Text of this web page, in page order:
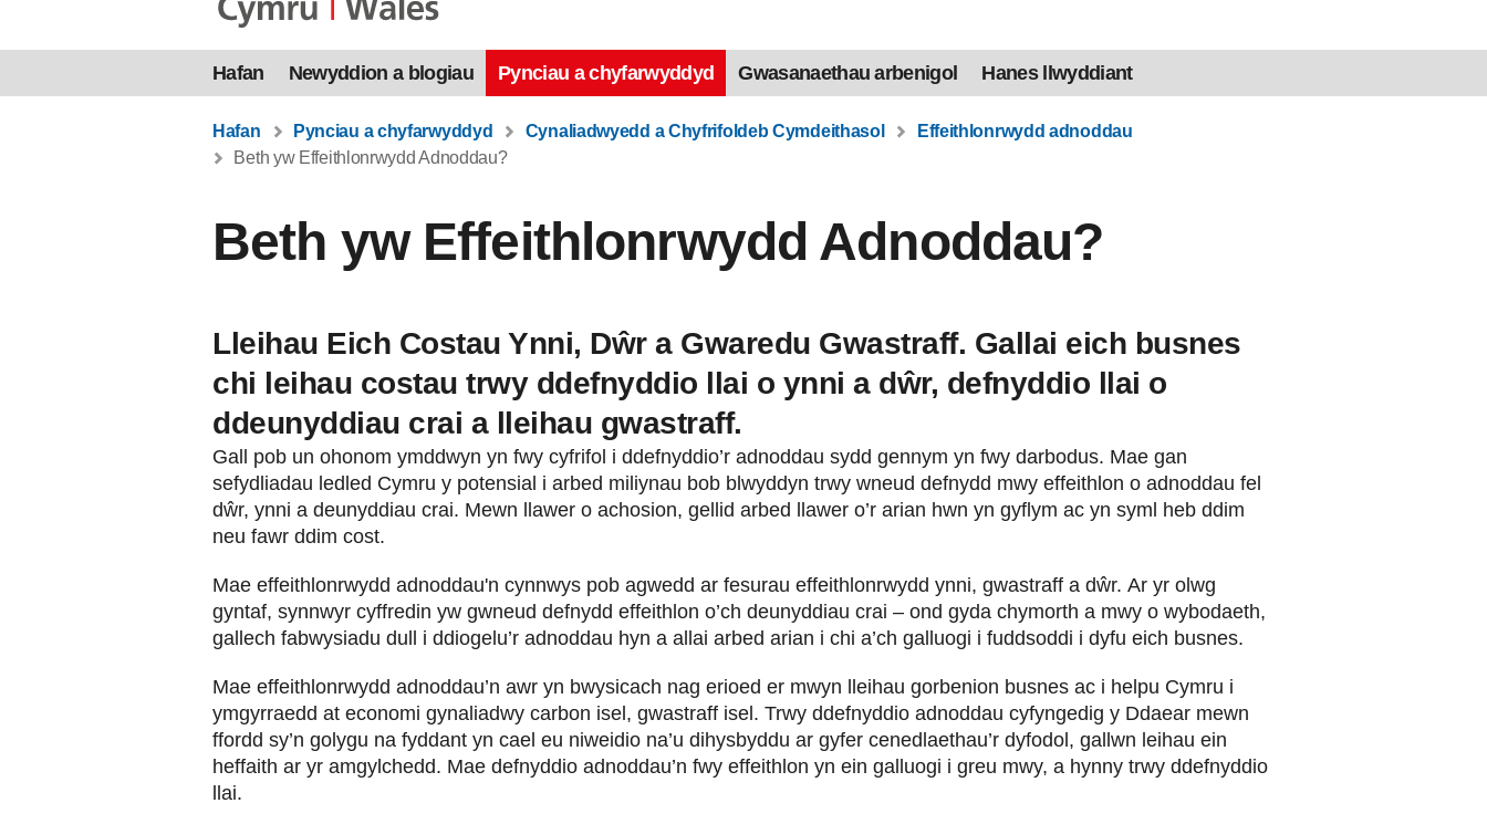
Hafan Newyddion a blogiau Pynciau a chyfarwyddyd Gwasanaethau arbenigol Hanes llwyddiant
Hafan Pynciau a chyfarwyddyd Cynaliadwyedd a Chyfrifoldeb Cymdeithasol
Effeithlonrwydd adnoddau
Beth yw Effeithlonrwydd Adnoddau?
Beth yw Effeithlonrwydd Adnoddau?
Lleihau Eich Costau Ynni, Dŵr a Gwaredu Gwastraff. Gallai eich busnes
chi leihau costau trwy ddefnyddio llai o ynni a dŵr, defnyddio llai o
ddeunyddiau crai a lleihau gwastraff.
Gall pob un ohonom ymddwyn yn fwy cyfrifol i ddefnyddio’r adnoddau sydd gennym yn fwy darbodus. Mae gan
sefydliadau ledled Cymru y potensial i arbed miliynau bob blwyddyn trwy wneud defnydd mwy effeithlon o adnoddau fel
dŵr, ynni a deunyddiau crai. Mewn llawer o achosion, gellid arbed llawer o’r arian hwn yn gyflym ac yn syml heb ddim
neu fawr ddim cost.
Mae effeithlonrwydd adnoddau'n cynnwys pob agwedd ar fesurau effeithlonrwydd ynni, gwastraff a dŵr. Ar yr olwg
gyntaf, synnwyr cyffredin yw gwneud defnydd effeithlon o’ch deunyddiau crai – ond gyda chymorth a mwy o wybodaeth,
gallech fabwysiadu dull i ddiogelu’r adnoddau hyn a allai arbed arian i chi a’ch galluogi i fuddsoddi i dyfu eich busnes.
Mae effeithlonrwydd adnoddau’n awr yn bwysicach nag erioed er mwyn lleihau gorbenion busnes ac i helpu Cymru i
ymgyrraedd at economi gynaliadwy carbon isel, gwastraff isel. Trwy ddefnyddio adnoddau cyfyngedig y Ddaear mewn
ffordd sy’n golygu na fyddant yn cael eu niweidio na’u dihysbyddu ar gyfer cenedlaethau’r dyfodol, gallwn leihau ein
heffaith ar yr amgylchedd. Mae defnyddio adnoddau’n fwy effeithlon yn ein galluogi i greu mwy, a hynny trwy ddefnyddio
llai.